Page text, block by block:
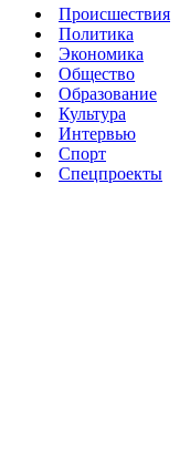
Происшествия
Политика
Экономика
Общество
Образование
Культура
Интервью
Спорт
Спецпроекты